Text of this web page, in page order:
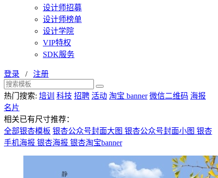
设计师招募
设计师榜单
设计学院
VIP特权
SDK服务
登录 / 注册
热门搜索: 培训 科技 招聘 活动 淘宝 banner 微信二维码 海报
名片
相关已有尺寸推荐：
全部银杏模板 银杏公众号封面大图 银杏公众号封面小图 银杏
手机海报 银杏海报 银杏淘宝banner